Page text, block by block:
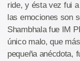
ride, y ésta vez fui
las emociones son
Shambhala fue IM
único malo, que
pequeña anécdota,